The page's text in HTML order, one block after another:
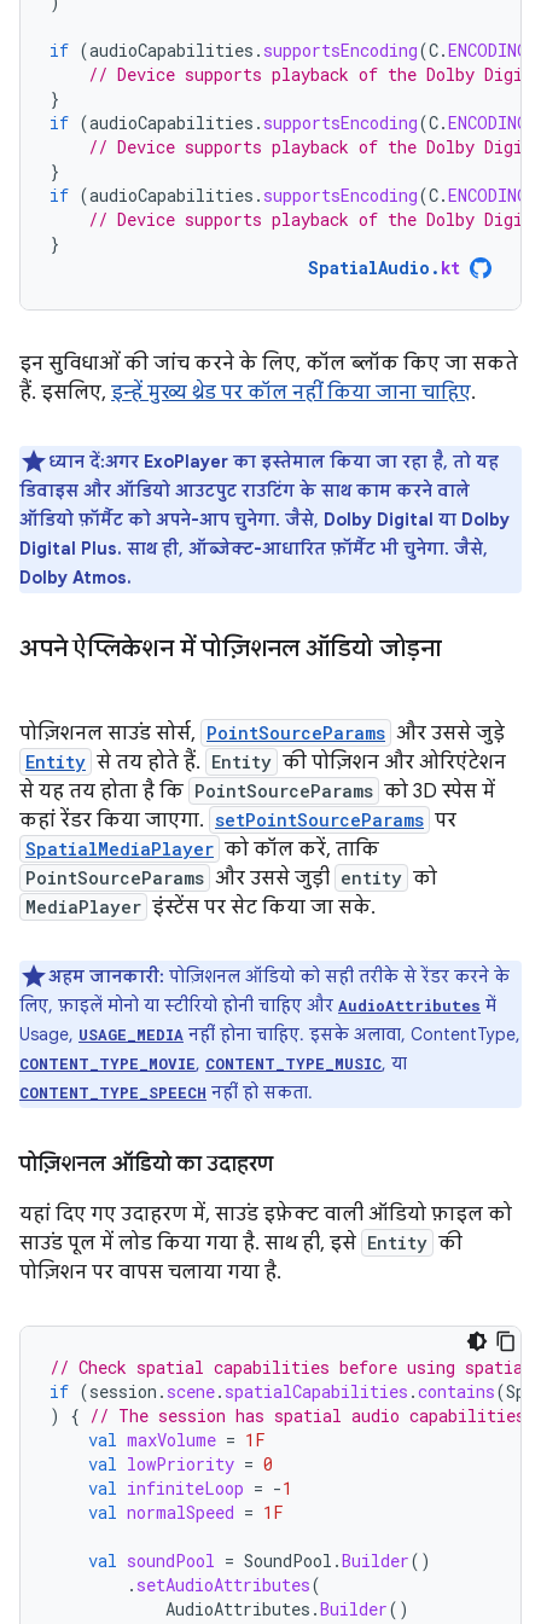
if (audioCapabilities . supportsEncoding(C.
// Device supports playback of the Dolby
}
if (audioCapabilities . supportsEncoding(C.
// Device supports playback of the Dolby
}
if (audioCapabilities . supportsEncoding(C.
// Device supports playback of the Dolby
}
SpatialAudio . kt
इन सुविधाओं की जांच करने के लिए, कॉल ब्लॉक किए जा सकते
हैं. इसलिए, इन्हें मुख्य थ्रेड पर कॉल नहीं किया जाना चाहिए.
ध्यान दें:अगर ExoPlayer का इस्तेमाल किया जा रहा है, तो यह
डिवाइस और ऑडियो आउटपुट राउटिंग के साथ काम करने वाले
ऑडियो फ़ॉर्मैट को अपने-आप चुनेगा. जैसे, Dolby Digital या Dolby
Digital Plus. साथ ही, ऑब्जेक्ट-आधारित फ़ॉर्मैट भी चुनेगा. जैसे,
Dolby Atmos.
अपने ऐप्लिकेशन में पोज़िशनल ऑडियो जोड़ना
पोज़िशनल साउंड सोर्स, PointSourceParams और उससे जुड़े
Entity से तय होते हैं. Entity की पोज़िशन और ओरिएंटेशन
से यह तय होता है कि PointSourceParams को 3D स्पेस में
कहां रेंडर किया जाएगा. setPointSourceParams पर
SpatialMediaPlayer को कॉल करें, ताकि
PointSourceParams और उससे जुड़ी entity को
MediaPlayer इंस्टेंस पर सेट किया जा सके.
अहम जानकारी: पोज़िशनल ऑडियो को सही तरीके से रेंडर करने के
लिए, फ़ाइलें मोनो या स्टीरियो होनी चाहिए और AudioAttributes में
Usage, USAGE_MEDIA नहीं होना चाहिए. इसके अलावा, ContentType,
CONTENT_TYPE_MOVIE, CONTENT_TYPE_MUSIC, या
CONTENT_TYPE_SPEECH नहीं हो सकता.
पोज़िशनल ऑडियो का उदाहरण
यहां दिए गए उदाहरण में, साउंड इफ़ेक्ट वाली ऑडियो फ़ाइल को
साउंड पूल में लोड किया गया है. साथ ही, इसे Entity की
पोज़िशन पर वापस चलाया गया है.
// Check spatial capabilities before using spatial
if (session . scene. spatialCapabilities .contains(
)
{ // The session has spatial audio capabilities
val maxVolume = 1F
val lowPriority = 0
val infiniteLoop = -1
val normalSpeed = 1F
val soundPool = SoundPool .Builder()
. setAudioAttributes(
AudioAttributes .Builder()